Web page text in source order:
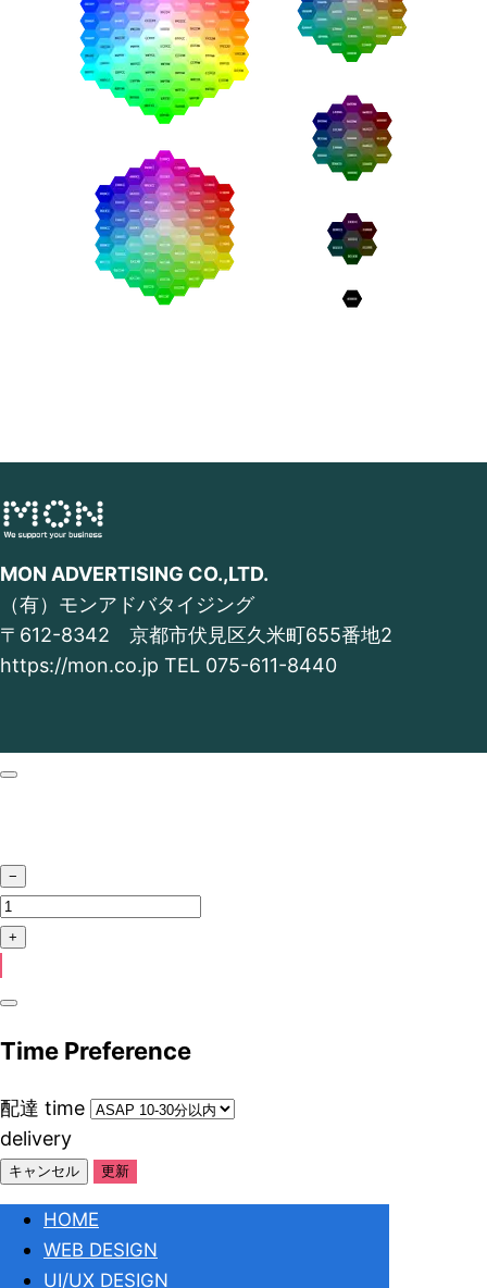
MON ADVERTISING CO.,LTD.
（有）モンアドバタイジング
〒612-8342 京都市伏見区久米町655番地2
https://mon.co.jp TEL 075-611-8440
Time Preference
配達 time
delivery
キャンセル 更新
HOME
WEB DESIGN
UI/UX DESIGN